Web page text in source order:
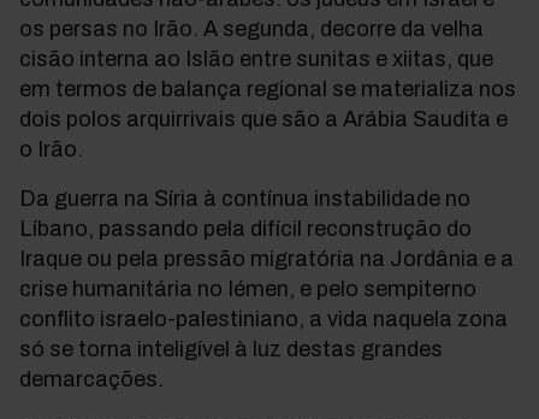
os persas no Irão. A segunda, decorre da velha
cisão interna ao Islão entre sunitas e xiitas, que
em termos de balança regional se materializa nos
dois polos arquirrivais que são a Arábia Saudita e
o Irão.
Da guerra na Síria à contínua instabilidade no
Líbano, passando pela difícil reconstrução do
Iraque ou pela pressão migratória na Jordânia e a
crise humanitária no Iémen, e pelo sempiterno
conflito israelo-palestiniano, a vida naquela zona
só se torna inteligível à luz destas grandes
demarcações.